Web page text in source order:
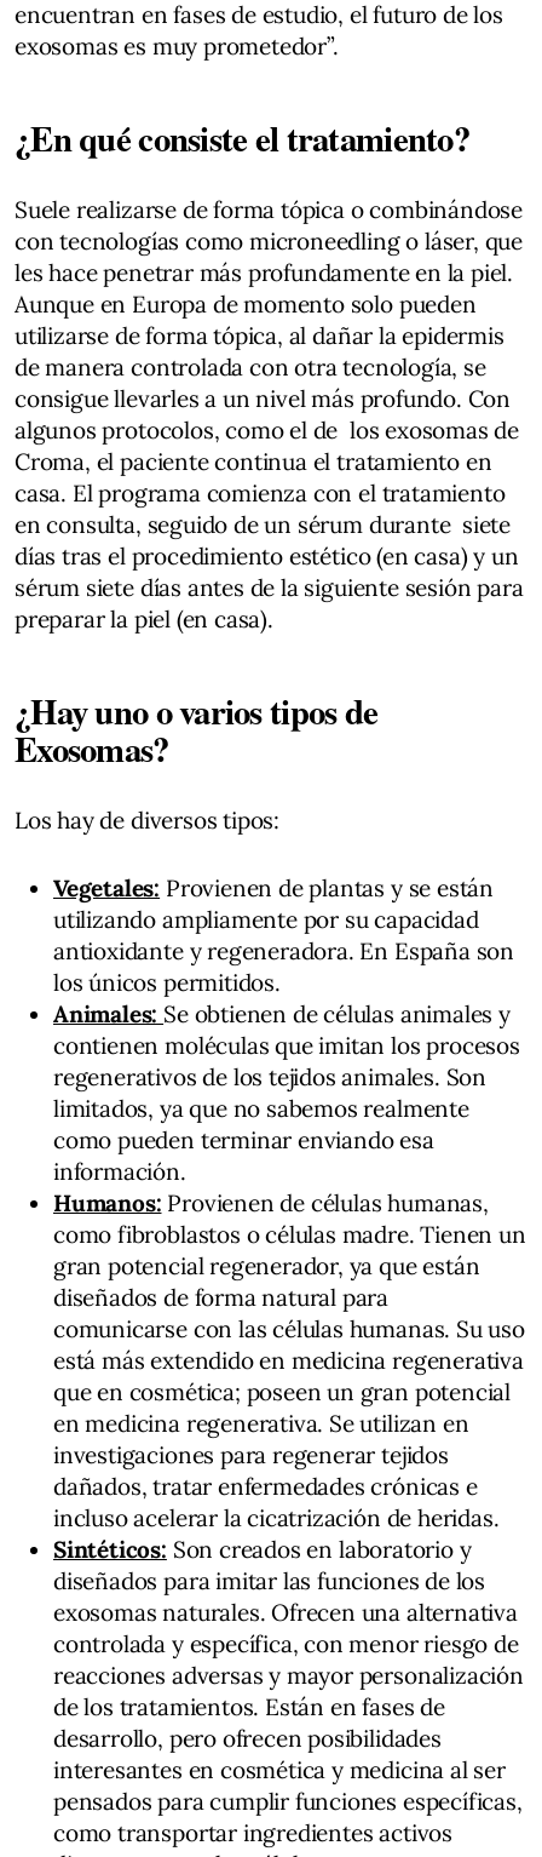
encuentran en fases de estudio, el futuro de los
exosomas es muy prometedor”.
¿En qué consiste el tratamiento?
Suele realizarse de forma tópica o combinándose
con tecnologías como microneedling o láser, que
les hace penetrar más profundamente en la piel.
Aunque en Europa de momento solo pueden
utilizarse de forma tópica, al dañar la epidermis
de manera controlada con otra tecnología, se
consigue llevarles a un nivel más profundo. Con
algunos protocolos, como el de los exosomas de
Croma, el paciente continua el tratamiento en
casa. El programa comienza con el tratamiento
en consulta, seguido de un sérum durante siete
días tras el procedimiento estético (en casa) y un
sérum siete días antes de la siguiente sesión para
preparar la piel (en casa).
¿Hay uno o varios tipos de
Exosomas?
Los hay de diversos tipos:
Vegetales: Provienen de plantas y se están
utilizando ampliamente por su capacidad
antioxidante y regeneradora. En España son
los únicos permitidos.
Animales: Se obtienen de células animales y
contienen moléculas que imitan los procesos
regenerativos de los tejidos animales. Son
limitados, ya que no sabemos realmente
como pueden terminar enviando esa
información.
Humanos: Provienen de células humanas,
como fibroblastos o células madre. Tienen un
gran potencial regenerador, ya que están
diseñados de forma natural para
comunicarse con las células humanas. Su uso
está más extendido en medicina regenerativa
que en cosmética; poseen un gran potencial
en medicina regenerativa. Se utilizan en
investigaciones para regenerar tejidos
dañados, tratar enfermedades crónicas e
incluso acelerar la cicatrización de heridas.
Sintéticos: Son creados en laboratorio y
diseñados para imitar las funciones de los
exosomas naturales. Ofrecen una alternativa
controlada y específica, con menor riesgo de
reacciones adversas y mayor personalización
de los tratamientos. Están en fases de
desarrollo, pero ofrecen posibilidades
interesantes en cosmética y medicina al ser
pensados para cumplir funciones específicas,
como transportar ingredientes activos